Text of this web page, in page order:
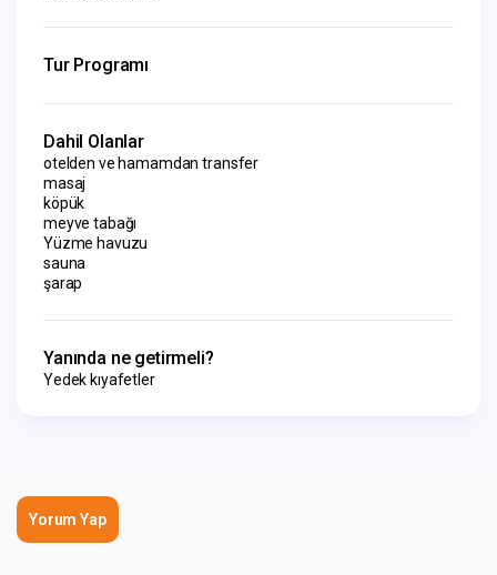
Tur Programı
Dahil Olanlar
otelden ve hamamdan transfer
masaj
köpük
meyve tabağı
Yüzme havuzu
sauna
şarap
Yanında ne getirmeli?
Yedek kıyafetler
Yorum Yap